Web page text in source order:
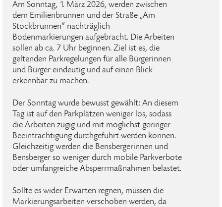
Am Sonntag, 1. März 2026, werden zwischen
dem Emilienbrunnen und der Straße „Am
Stockbrunnen“ nachträglich
Bodenmarkierungen aufgebracht. Die Arbeiten
sollen ab ca. 7 Uhr beginnen. Ziel ist es, die
geltenden Parkregelungen für alle Bürgerinnen
und Bürger eindeutig und auf einen Blick
erkennbar zu machen.
Der Sonntag wurde bewusst gewählt: An diesem
Tag ist auf den Parkplätzen weniger los, sodass
die Arbeiten zügig und mit möglichst geringer
Beeinträchtigung durchgeführt werden können.
Gleichzeitig werden die Bensbergerinnen und
Bensberger so weniger durch mobile Parkverbote
oder umfangreiche Absperrmaßnahmen belastet.
Sollte es wider Erwarten regnen, müssen die
Markierungsarbeiten verschoben werden, da